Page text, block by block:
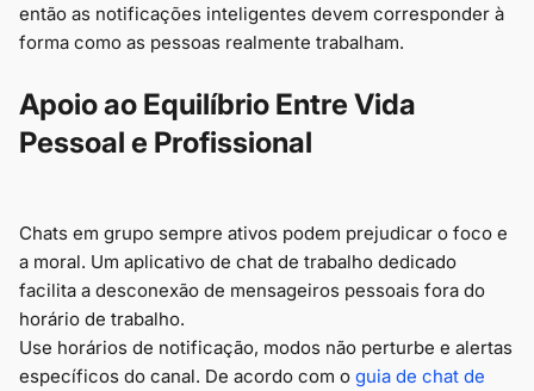
então as notificações inteligentes devem corresponder à
forma como as pessoas realmente trabalham.
Apoio ao Equilíbrio Entre Vida
Pessoal e Profissional
Chats em grupo sempre ativos podem prejudicar o foco e
a moral. Um aplicativo de chat de trabalho dedicado
facilita a desconexão de mensageiros pessoais fora do
horário de trabalho.
Use horários de notificação, modos não perturbe e alertas
específicos do canal. De acordo com o guia de chat de